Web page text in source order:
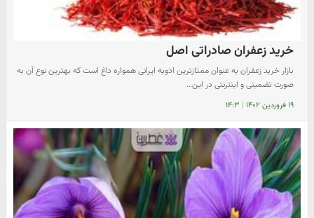
خرید زعفران صادراتی اصل
بازار خرید زعفران به عنوان ممتازترین ادویه ایرانی همواره داغ است که بهترین نوع آن به
صورت تضمینی و اینترنتی در این…
۱۹ فروردین ۱۴۰۲ | ۱۴:۳